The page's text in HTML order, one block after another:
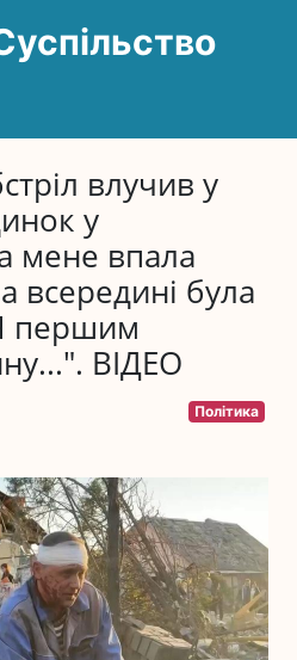
влучив у
у
мене впала
всередині була
першим
ВIДЕО
Політика